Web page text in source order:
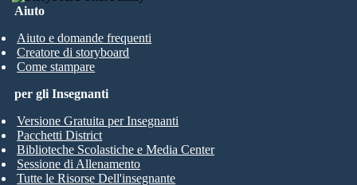
Aiuto
Aiuto e domande frequenti
Creatore di storyboard
Come stampare
per gli Insegnanti
Versione Gratuita per Insegnanti
Pacchetti District
Biblioteche Scolastiche e Media Center
Sessione di Allenamento
Tutte le Risorse Dell'insegnante